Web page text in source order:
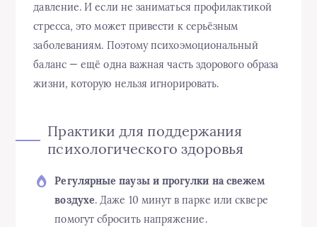
давление. И если не заниматься профилактикой
стресса, это может привести к серьёзным
заболеваниям. Поэтому психоэмоциональный
баланс — ещё одна важная часть здорового образа
жизни, которую нельзя игнорировать.
Практики для поддержания
психологического здоровья
Регулярные паузы и прогулки на свежем
воздухе. Даже 10 минут в парке или сквере
помогут сбросить напряжение.